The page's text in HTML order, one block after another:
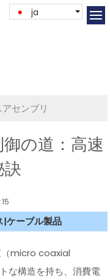
ja
センブリ
の道：高速
|ケーブル製品
（micro coaxial
な構造を持ち、消費電